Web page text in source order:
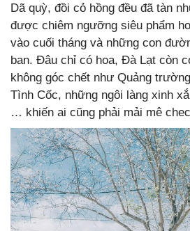
Dã quỳ, đồi cỏ hồng đều đã tàn
được chiêm ngưỡng siêu phẩm
vào cuối tháng và những con
ban. Đâu chỉ có hoa, Đà Lạt còn
không góc chết như Quảng
Tình Cốc, những ngôi làng xinh
… khiến ai cũng phải mải mê